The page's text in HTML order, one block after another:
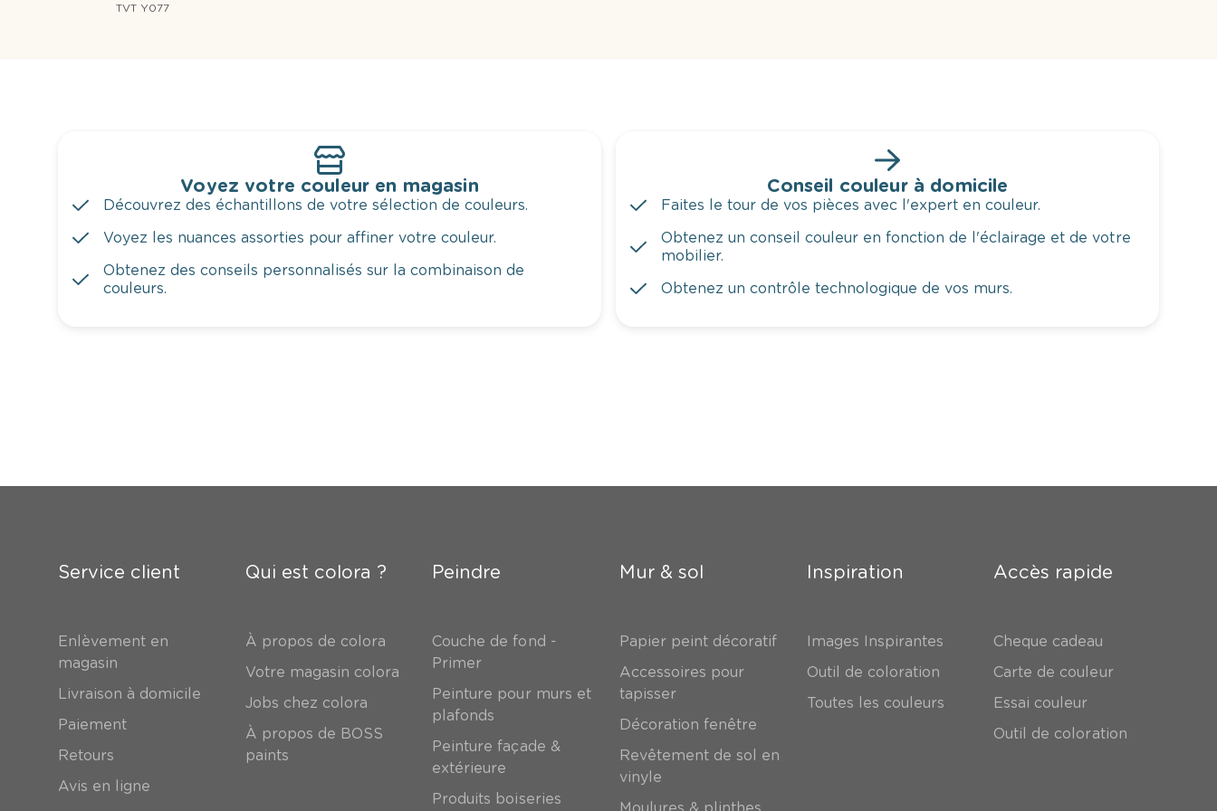
TVT Y077
Voyez votre couleur en magasin
Découvrez des échantillons de votre sélection de couleurs.
Voyez les nuances assorties pour affiner votre couleur.
Obtenez des conseils personnalisés sur la combinaison de
couleurs.
Conseil couleur à domicile
Faites le tour de vos pièces avec l'expert en couleur.
Obtenez un conseil couleur en fonction de l'éclairage et de votre
mobilier.
Obtenez un contrôle technologique de vos murs.
Service client
Enlèvement en
magasin
Livraison à domicile
Paiement
Retours
Avis en ligne
Qui est colora ?
À propos de colora
Votre magasin colora
Jobs chez colora
À propos de BOSS
paints
Peindre
Couche de fond -
Primer
Peinture pour murs et
plafonds
Peinture façade &
extérieure
Produits boiseries
Mur & sol
Papier peint décoratif
Accessoires pour
tapisser
Décoration fenêtre
Revêtement de sol en
vinyle
Inspiration
Images Inspirantes
Outil de coloration
Toutes les couleurs
Accès rapide
Cheque cadeau
Carte de couleur
Essai couleur
Outil de coloration